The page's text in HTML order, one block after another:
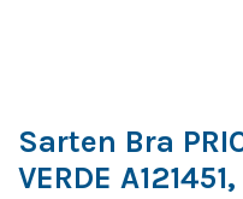
Sarten Bra
VERDE